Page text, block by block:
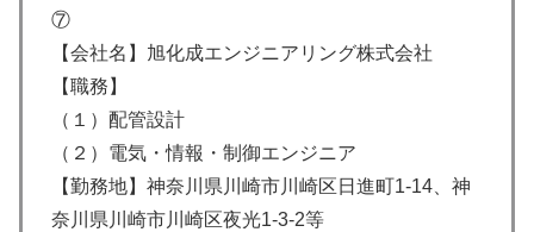
⑦
【会社名】旭化成エンジニアリング株式会社
【職務】
（１）配管設計
（２）電気・情報・制御エンジニア
【勤務地】神奈川県川崎市川崎区日進町1-14、神
奈川県川崎市川崎区夜光1-3-2等